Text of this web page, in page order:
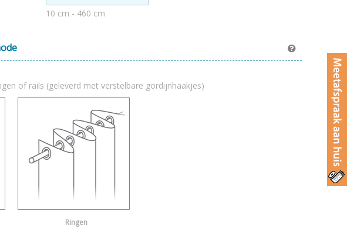
10 cm - 460 cm
of rails (geleverd met verstelbare gordijnhaakjes)
Ringen